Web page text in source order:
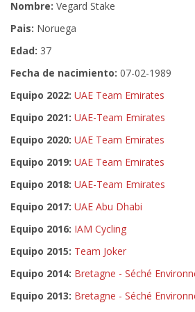
Nombre: Vegard Stake
Pais: Noruega
Edad: 37
Fecha de nacimiento: 07-02-1989
Equipo 2022: UAE Team Emirates
Equipo 2021: UAE-Team Emirates
Equipo 2020: UAE Team Emirates
Equipo 2019: UAE Team Emirates
Equipo 2018: UAE-Team Emirates
Equipo 2017: UAE Abu Dhabi
Equipo 2016: IAM Cycling
Equipo 2015: Team Joker
Equipo 2014: Bretagne - Séché
Equipo 2013: Bretagne - Séché